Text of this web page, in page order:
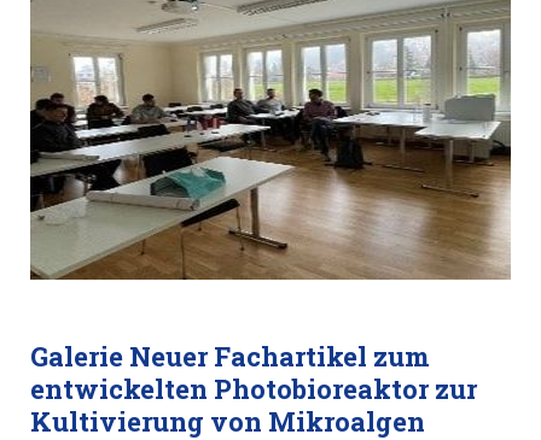
Galerie Neuer Fachartikel zum
entwickelten Photobioreaktor zur
Kultivierung von Mikroalgen